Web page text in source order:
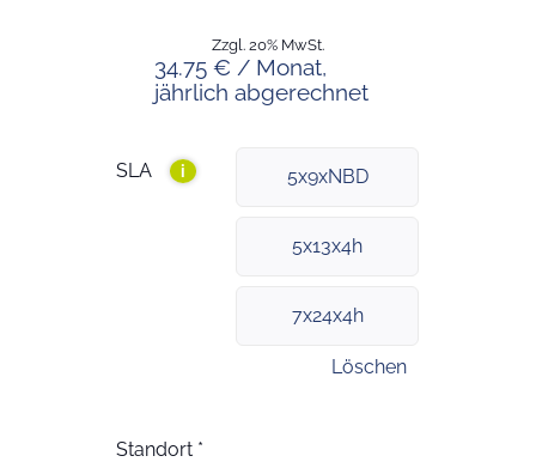
34.75 € / Monat,
jährlich abgerechnet
Zzgl. 20% MwSt.
SLA i 5x9xNBD
5x13x4h
7x24x4h
Löschen
Standort *